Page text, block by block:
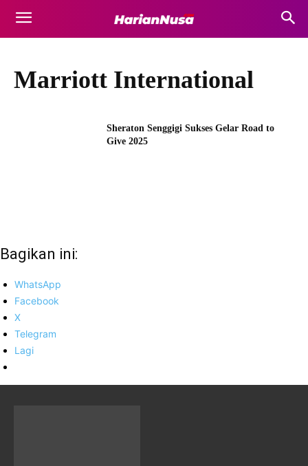
Marriott International
Sheraton Senggigi Sukses Gelar Road to
Give 2025
Bagikan ini:
WhatsApp
Facebook
X
Telegram
Lagi